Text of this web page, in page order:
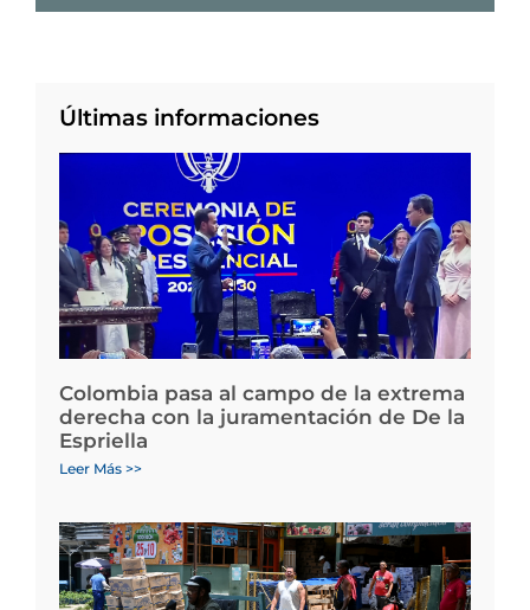
Últimas informaciones
Colombia pasa al campo de la extrema
derecha con la juramentación de De la
Espriella
Leer Más >>